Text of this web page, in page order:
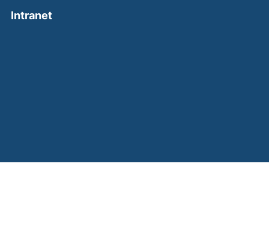
Intranet(external link, opens in a new window)